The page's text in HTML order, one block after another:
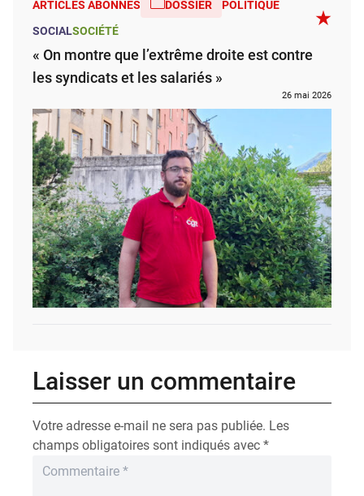
ARTICLES ABONNÉS DOSSIER
POLITIQUE
SOCIALSOCIÉTÉ
« On montre que l’extrême droite est contre
les syndicats et les salariés »
26 mai 2026
Laisser un commentaire
Votre adresse e-mail ne sera pas publiée. Les
champs obligatoires sont indiqués avec *